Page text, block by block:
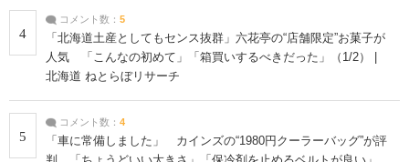
4
コメント数： 5
「北海道土産としてもセンス抜群」六花亭の“店舗限定”お菓子が
人気 「こんなの初めて」「箱買いするべきだった」（1/2） |
北海道 ねとらぼリサーチ
5
コメント数： 4
「車に常備しました」 カインズの“1980円クーラーバッグ”が評